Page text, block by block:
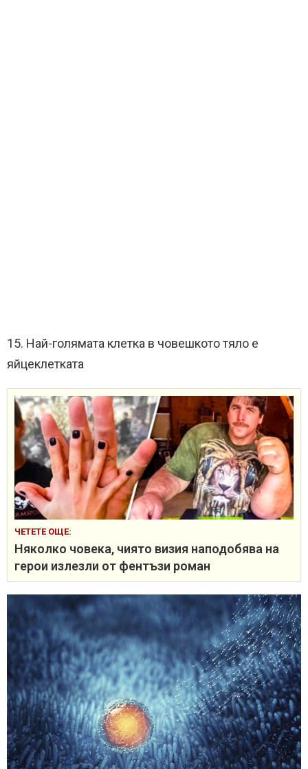
15. Най-голямата клетка в човешкото тяло е
яйцеклетката
ЧЕТЕТЕ ОЩЕ:
Няколко човека, чиято визия наподобява на
герои излезли от фентъзи роман